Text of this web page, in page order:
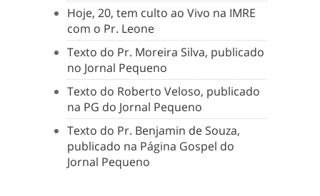
Hoje, 20, tem culto ao Vivo na IMRE
com o Pr. Leone
Texto do Pr. Moreira Silva, publicado
no Jornal Pequeno
Texto do Roberto Veloso, publicado
na PG do Jornal Pequeno
Texto do Pr. Benjamin de Souza,
publicado na Página Gospel do
Jornal Pequeno